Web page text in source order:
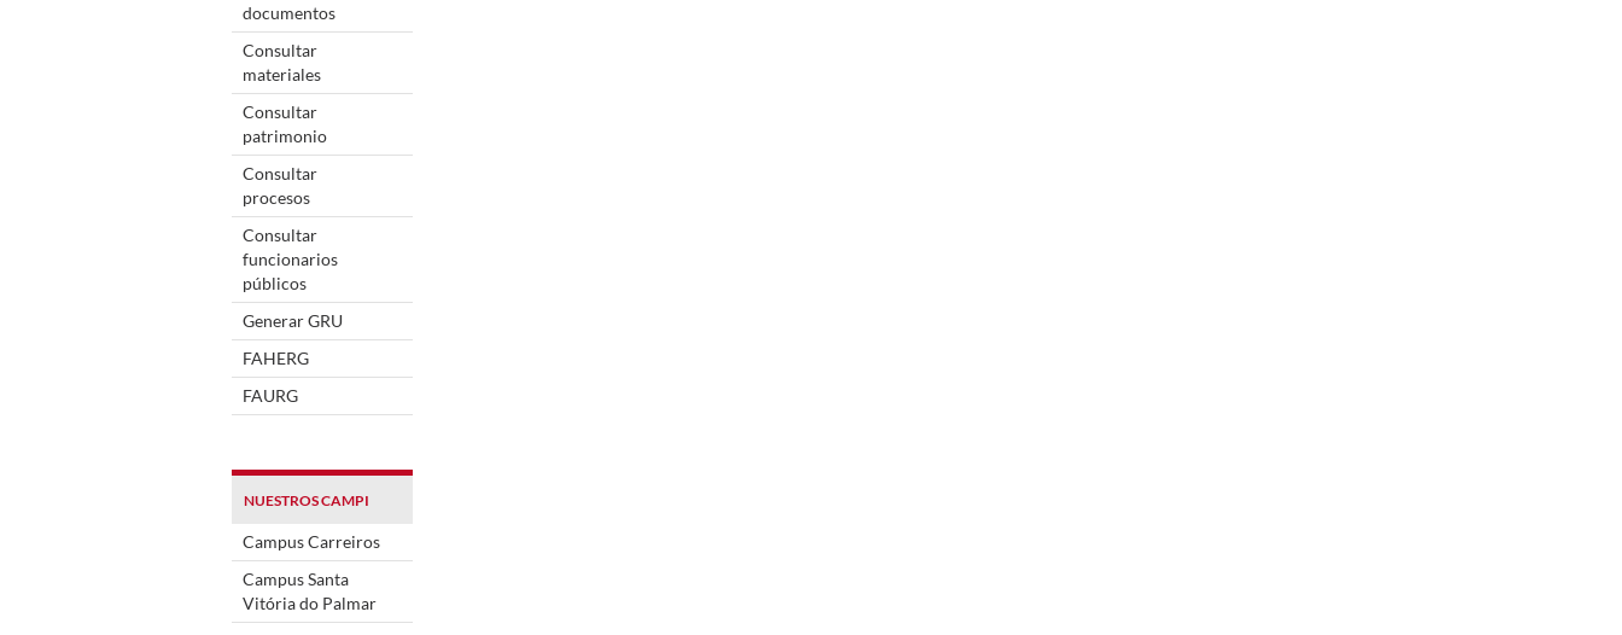
documentos
Consultar
materiales
Consultar
patrimonio
Consultar
procesos
Consultar
funcionarios
públicos
Generar GRU
FAHERG
FAURG
NUESTROS CAMPI
Campus Carreiros
Campus Santa
Vitória do Palmar